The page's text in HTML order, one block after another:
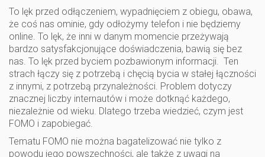
To lęk przed odłączeniem, wypadnięciem z obiegu, obawa,
że coś nas ominie, gdy odłożymy telefon i nie będziemy
online. To lęk, że inni w danym momencie przeżywają
bardzo satysfakcjonujące doświadczenia, bawią się bez
nas. To lęk przed byciem pozbawionym informacji. Ten
strach łączy się z potrzebą i chęcią bycia w stałej łączności
z innymi, z potrzebą przynależności. Problem dotyczy
znacznej liczby internautów i może dotknąć każdego,
niezależnie od wieku. Dlatego trzeba wiedzieć, czym jest
FOMO i zapobiegać.
Tematu FOMO nie można bagatelizować nie tylko z
powodu jego powszechności, ale także z uwagi na